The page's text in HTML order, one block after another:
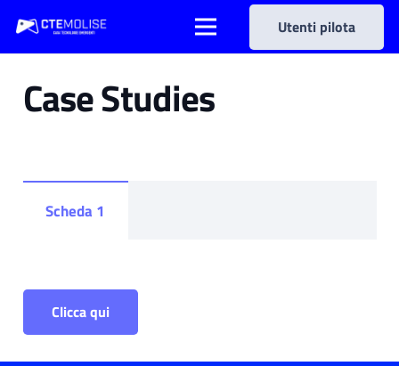
Utenti pilota
Case Studies
Scheda 1
Clicca qui